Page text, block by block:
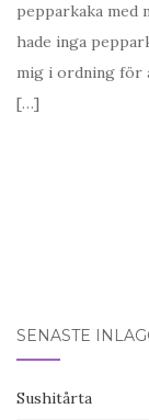
pepparkaka med
hade inga
mig i ordning för
[…]
SENASTE
Sushitårta